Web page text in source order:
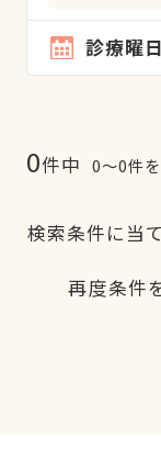
診療曜日
0件中 0〜0件
検索条件に当
再度条件